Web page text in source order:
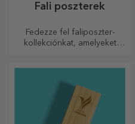
Fali poszterek
Fedezze fel faliposzter-
kollekciónkat, amelyeket
Modern dizájn, élénk színek
és prémium minőség –
tökéletesek ahhoz, hogy
személyiséget adjanak